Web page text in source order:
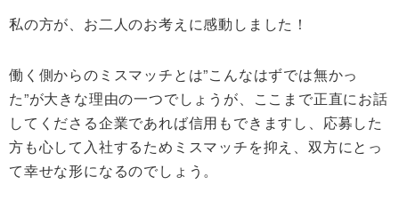
私の方が、お二人のお考えに感動しました！
働く側からのミスマッチとは”こんなはずでは無かっ
た”が大きな理由の一つでしょうが、ここまで正直にお話
してくださる企業であれば信用もできますし、応募した
方も心して入社するためミスマッチを抑え、双方にとっ
て幸せな形になるのでしょう。